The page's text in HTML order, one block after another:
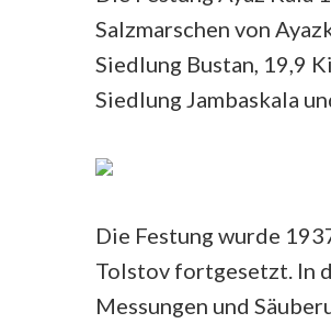
Salzmarschen von
Siedlung Bustan, 19,9
Siedlung Jambaskala
Die Festung wurde
Tolstov fortgesetzt. In
Messungen und